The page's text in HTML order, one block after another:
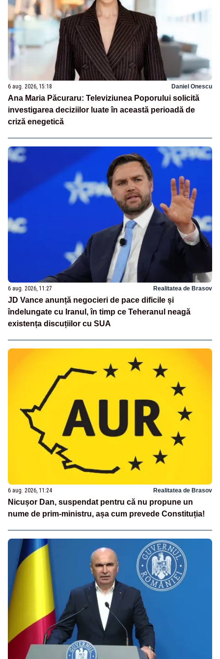
6 aug. 2026, 15:18 Daniel Onescu
Ana Maria Păcuraru: Televiziunea Poporului solicită
investigarea deciziilor luate în această perioadă de
criză enegetică
6 aug. 2026, 11:27 Realitatea de Brasov
JD Vance anunță negocieri de pace dificile și
îndelungate cu Iranul, în timp ce Teheranul neagă
existența discuțiilor cu SUA
6 aug. 2026, 11:24 Realitatea de Brasov
Nicușor Dan, suspendat pentru că nu propune un
nume de prim-ministru, așa cum prevede Constituția!